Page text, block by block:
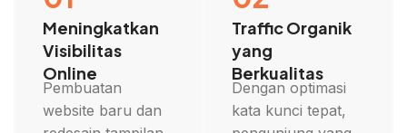
Meningkatkan
Visibilitas
Online
Pembuatan
website baru dan
Traffic Organik
yang
Berkualitas
Dengan optimasi
kata kunci tepat,